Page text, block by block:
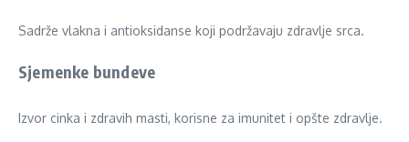
Sadrže vlakna i antioksidanse koji podržavaju zdravlje srca.
Sjemenke bundeve
Izvor cinka i zdravih masti, korisne za imunitet i opšte zdravlje.